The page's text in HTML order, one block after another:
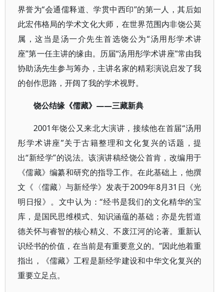
界誉为“会通儒释道、学贯中西印”的第一人，其后如
此宏伟格局的学术文化大师，在世界范围内非饶公莫
属，这当是汤一介先生首选饶公为“汤用彤学术讲
座”第一任主讲的缘由。历届“汤用彤学术讲座”常由我
协助汤先生参与筹办，主讲名家的精彩演说启发了我
的创作思路，开阔了我的学术视野。
饶公结缘《儒藏》——三藏新典
2001年饶公又来北大演讲，接续他在首届“汤用
彤学术讲座”关于古籍整理和文化复兴的话题，提
出“新经学”的说法。该演讲稿经饶公首肯，改编用于
《儒藏》编纂和研究的指导工作。在此基础上，他撰
文《〈儒藏〉与新经学》发表于2009年8月31日《光
明日报》。文中认为：“经书是我们的文化精华的宝
库，是国民思维模式、知识涵蕴的基础；亦是先哲道
德关怀与睿智的核心精义、不废江河的论著。重新认
识经书的价值，在当前是有重要意义的。”因此他着重
指出，《儒藏》工程是新经学建设和中华文化复兴的
重要立足点。